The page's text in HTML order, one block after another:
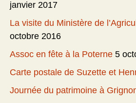
janvier 2017
La visite du Ministère de
octobre 2016
Assoc en fête à la Poterne 5
Carte postale de Suzette et
Journée du patrimoine à